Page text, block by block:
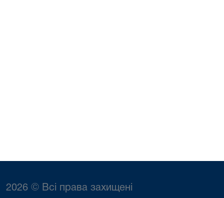
2026 © Всі права захищені